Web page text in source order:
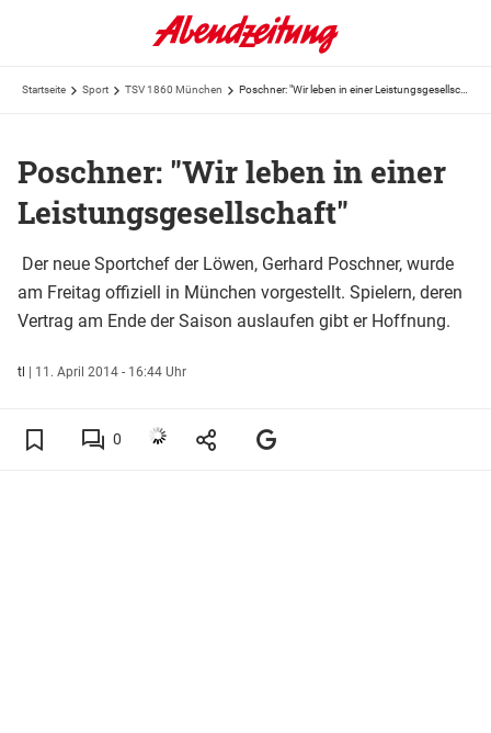
Startseite Sport TSV 1860 München
Poschner: "Wir leben in einer
Leistungsgesellschaft"
Der neue Sportchef der Löwen, Gerhard Poschner, wurde
am Freitag offiziell in München vorgestellt. Spielern, deren
Vertrag am Ende der Saison auslaufen gibt er Hoffnung.
tl | 11. April 2014 - 16:44 Uhr
0